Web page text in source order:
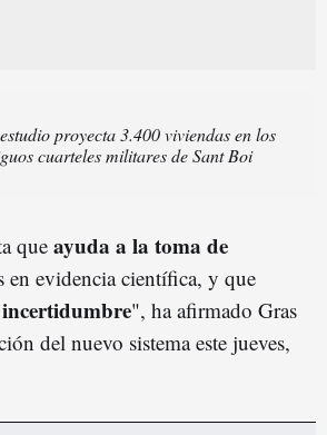
proyecta 3.400 viviendas en los
cuarteles militares de Sant Boi
que ayuda a la toma de
en evidencia científica, y que
", ha afirmado Gras
del nuevo sistema este jueves,